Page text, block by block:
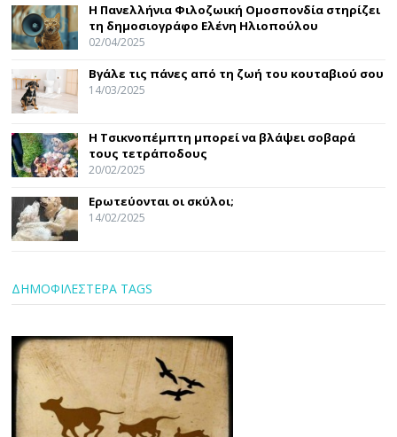
Η Πανελλήνια Φιλοζωική Ομοσπονδία στηρίζει
τη δημοσιογράφο Ελένη Ηλιοπούλου
02/04/2025
Βγάλε τις πάνες από τη ζωή του κουταβιού σου
14/03/2025
Η Τσικνοπέμπτη μπορεί να βλάψει σοβαρά
τους τετράποδους
20/02/2025
Ερωτεύονται οι σκύλοι;
14/02/2025
ΔΗΜΟΦΙΛΕΣΤΕΡΑ TAGS